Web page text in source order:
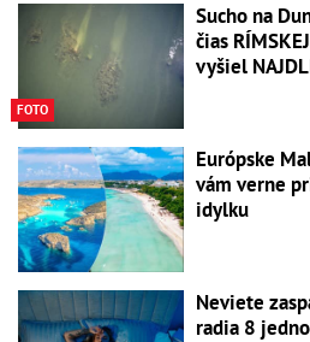
FOTO
Sucho na
čias
vyšiel
Európske
vám verne
idylku
Neviete
radia 8